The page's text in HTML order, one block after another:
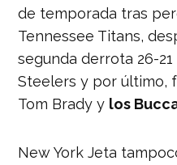
de temporada tras
Tennessee Titans,
segunda derrota 26-
Steelers y por último,
Tom Brady y los
New York Jeta